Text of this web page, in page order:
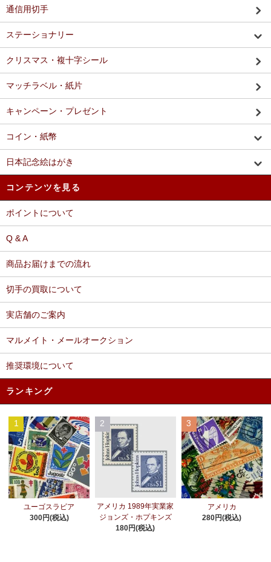
通信用切手
ステーショナリー
クリスマス・複十字シール
マッチラベル・紙片
キャンペーン・プレゼント
コイン・紙幣
日本記念絵はがき
コンテンツを見る
ポイントについて
Q & A
商品お届けまでの流れ
切手の買取について
実店舗のご案内
マルメイト・メールオークション
推奨環境について
ランキング
1
ユーゴスラビア
300円(税込)
2
アメリカ 1989年実業家
ジョンズ・ホプキンズ
180円(税込)
3
アメリカ
280円(税込)